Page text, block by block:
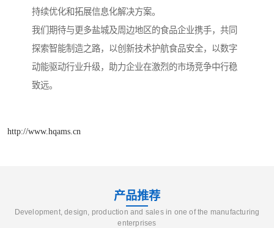
持续优化和拓展信息化解决方案。
我们期待与更多盐城及周边地区的食品企业携手，共同
探索智能制造之路，以创新技术护航食品安全，以数字
动能驱动行业升级，助力企业在激烈的市场竞争中行稳
致远。
http://www.hqams.cn
产品推荐
Development, design, production and sales in one of the manufacturing
enterprises